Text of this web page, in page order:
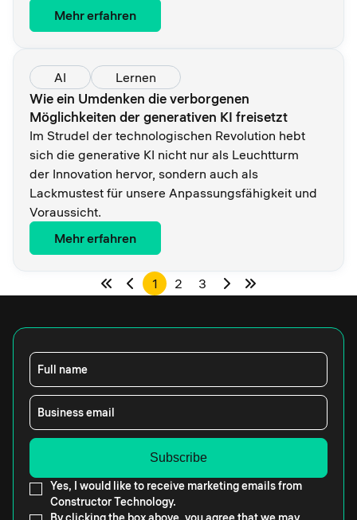
Mehr erfahren
AI Lernen
Wie ein Umdenken die verborgenen
Möglichkeiten der generativen KI freisetzt
Im Strudel der technologischen Revolution hebt
sich die generative KI nicht nur als Leuchtturm
der Innovation hervor, sondern auch als
Lackmustest für unsere Anpassungsfähigkeit und
Voraussicht.
Mehr erfahren
1 2 3
Full name
Business email
Yes, I would like to receive marketing emails from
Constructor Technology.